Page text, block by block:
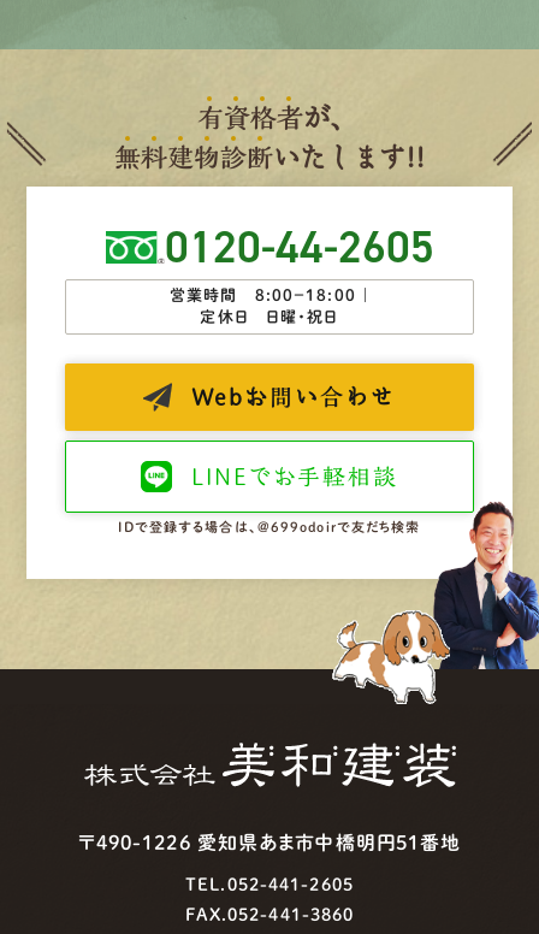
有資格者が、
無料建物診断いたします!!
0120-44-2605
営業時間 8:00−18:00 ｜
定休日 日曜・祝日
Web お問い合わせ
LINEで お手軽相談
IDで登録する場合は、@699odoirで友だち検索
〒490-1226 愛知県あま市中橋明円51番地
TEL.052-441-2605
FAX.052-441-3860